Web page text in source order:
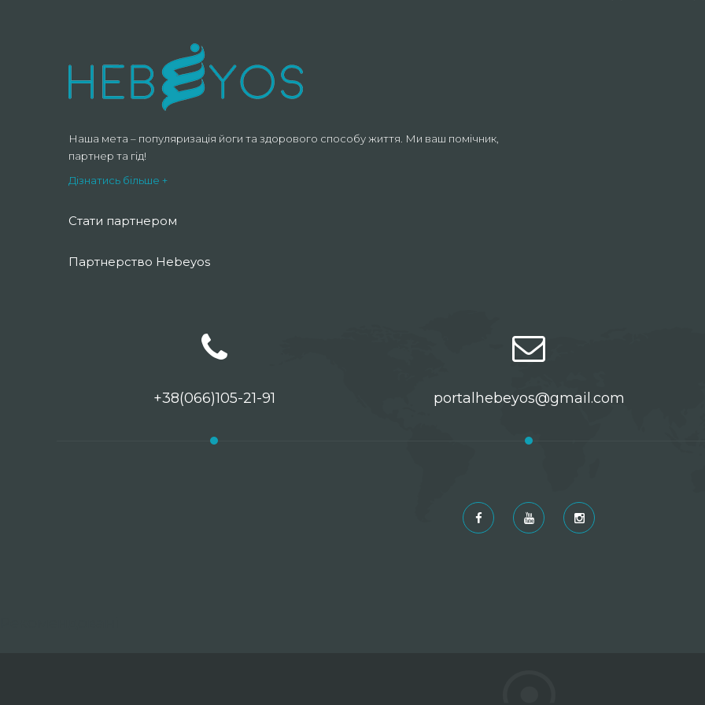
Наша мета – популяризація йоги та здорового способу життя. Ми ваш помічник,
партнер та гід!
Дізнатись більше +
Стати партнером
Партнерство Hebeyos
+38(066)105-21-91 portalhebeyos@gmail.com